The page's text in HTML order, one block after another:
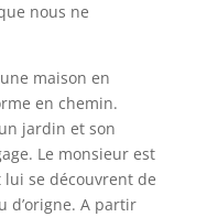
nous ne
maison en
en chemin.
jardin et son
Le monsieur est
se découvrent de
d’origne. A partir